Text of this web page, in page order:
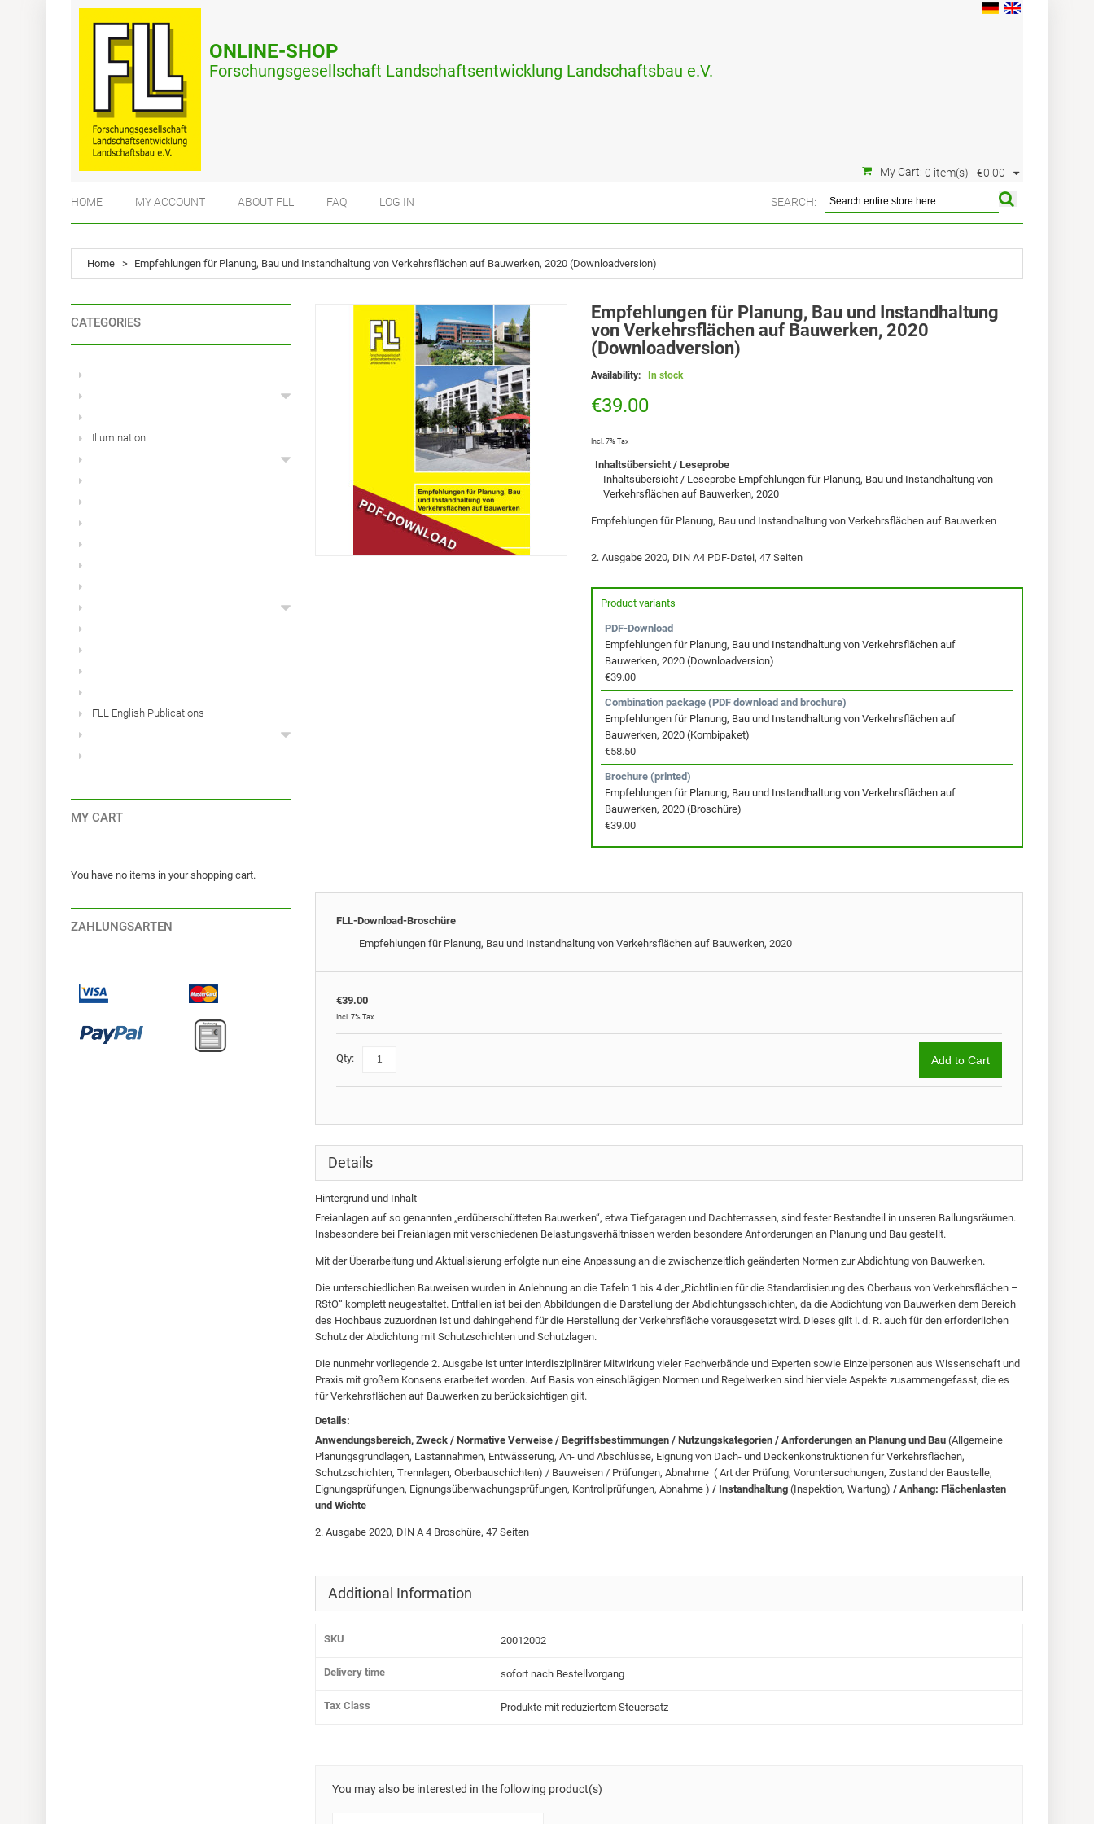
ONLINE-SHOP
Forschungsgesellschaft Landschaftsentwicklung Landschaftsbau e.V.
My Cart: 0 item(s) -€0.00
HOME MY ACCOUNT ABOUT FLL FAQ LOG IN SEARCH:
Home > Empfehlungen für Planung, Bau und Instandhaltung von Verkehrsflächen auf Bauwerken, 2020 (Downloadversion)
Empfehlungen für Planung, Bau und Instandhaltung
von Verkehrsflächen auf Bauwerken, 2020
(Downloadversion)
Availability: In stock
€39.00
Incl. 7% Tax
Inhaltsübersicht / Leseprobe
Inhaltsübersicht / Leseprobe Empfehlungen für Planung, Bau und Instandhaltung von
Verkehrsflächen auf Bauwerken, 2020
Empfehlungen für Planung, Bau und Instandhaltung von Verkehrsflächen auf Bauwerken
2. Ausgabe 2020, DIN A4 PDF-Datei, 47 Seiten
Product variants
PDF-Download
Empfehlungen für Planung, Bau und Instandhaltung von Verkehrsflächen auf
Bauwerken, 2020 (Downloadversion)
€39.00
Combination package (PDF download and brochure)
Empfehlungen für Planung, Bau und Instandhaltung von Verkehrsflächen auf
Bauwerken, 2020 (Kombipaket)
€58.50
Brochure (printed)
Empfehlungen für Planung, Bau und Instandhaltung von Verkehrsflächen auf
Bauwerken, 2020 (Broschüre)
€39.00
FLL-Download-Broschüre
Empfehlungen für Planung, Bau und Instandhaltung von Verkehrsflächen auf Bauwerken, 2020
€39.00
Incl. 7% Tax
Qty: Add to Cart
Details
Hintergrund und Inhalt
Freianlagen auf so genannten „erdüberschütteten Bauwerken“, etwa Tiefgaragen und Dachterrassen, sind fester Bestandteil in unseren Ballungsräumen.
Insbesondere bei Freianlagen mit verschiedenen Belastungsverhältnissen werden besondere Anforderungen an Planung und Bau gestellt.
Mit der Überarbeitung und Aktualisierung erfolgte nun eine Anpassung an die zwischenzeitlich geänderten Normen zur Abdichtung von Bauwerken.
Die unterschiedlichen Bauweisen wurden in Anlehnung an die Tafeln 1 bis 4 der „Richtlinien für die Standardisierung des Oberbaus von Verkehrsflächen –
RStO“ komplett neugestaltet. Entfallen ist bei den Abbildungen die Darstellung der Abdichtungsschichten, da die Abdichtung von Bauwerken dem Bereich
des Hochbaus zuzuordnen ist und dahingehend für die Herstellung der Verkehrsfläche vorausgesetzt wird. Dieses gilt i. d. R. auch für den erforderlichen
Schutz der Abdichtung mit Schutzschichten und Schutzlagen.
Die nunmehr vorliegende 2. Ausgabe ist unter interdisziplinärer Mitwirkung vieler Fachverbände und Experten sowie Einzelpersonen aus Wissenschaft und
Praxis mit großem Konsens erarbeitet worden. Auf Basis von einschlägigen Normen und Regelwerken sind hier viele Aspekte zusammengefasst, die es
für Verkehrsflächen auf Bauwerken zu berücksichtigen gilt.
Details:
Anwendungsbereich, Zweck / Normative Verweise / Begriffsbestimmungen / Nutzungskategorien / Anforderungen an Planung und Bau (Allgemeine
Planungsgrundlagen, Lastannahmen, Entwässerung, An- und Abschlüsse, Eignung von Dach- und Deckenkonstruktionen für Verkehrsflächen,
Schutzschichten, Trennlagen, Oberbauschichten) / Bauweisen / Prüfungen, Abnahme ( Art der Prüfung, Voruntersuchungen, Zustand der Baustelle,
Eignungsprüfungen, Eignungsüberwachungsprüfungen, Kontrollprüfungen, Abnahme ) / Instandhaltung (Inspektion, Wartung) / Anhang: Flächenlasten
und Wichte
2. Ausgabe 2020, DIN A 4 Broschüre, 47 Seiten
Additional Information
SKU 20012002
Delivery time sofort nach Bestellvorgang
Tax Class Produkte mit reduziertem Steuersatz
You may also be interested in the following product(s)
CATEGORIES
Illumination
FLL English Publications
MY CART
You have no items in your shopping cart.
ZAHLUNGSARTEN